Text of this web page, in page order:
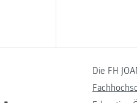
Die FH